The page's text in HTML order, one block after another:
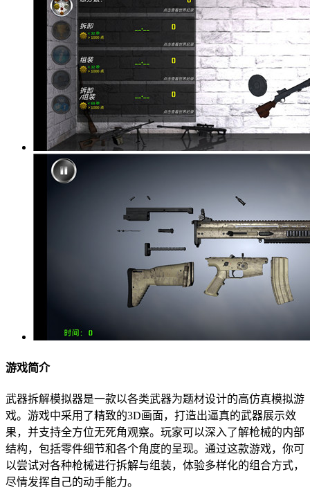
游戏简介
武器拆解模拟器是一款以各类武器为题材设计的高仿真模拟游
戏。游戏中采用了精致的3D画面，打造出逼真的武器展示效
果，并支持全方位无死角观察。玩家可以深入了解枪械的内部
结构，包括零件细节和各个角度的呈现。通过这款游戏，你可
以尝试对各种枪械进行拆解与组装，体验多样化的组合方式，
尽情发挥自己的动手能力。